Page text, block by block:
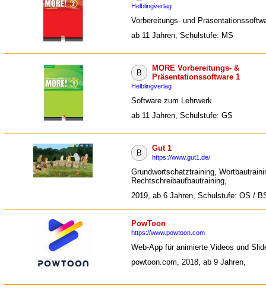
Helblingverlag
Vorbereitungs- und
ab 11 Jahren, Schulstufe: MS
B
MORE Vorbereitungs- &
Präsentationssoftware 1
Helblingverlag
Software zum Lehrwerk
ab 11 Jahren, Schulstufe: GS
B
Gut 1
https://www.gut1.de/
Grundwortschatztraining,
Rechtschreibaufbautraining,
2019, ab 6 Jahren, Schulstufe: OS /
PowToon
https://www.powtoon.com
Web-App für animierte Videos und
powtoon.com, 2018, ab 9 Jahren,